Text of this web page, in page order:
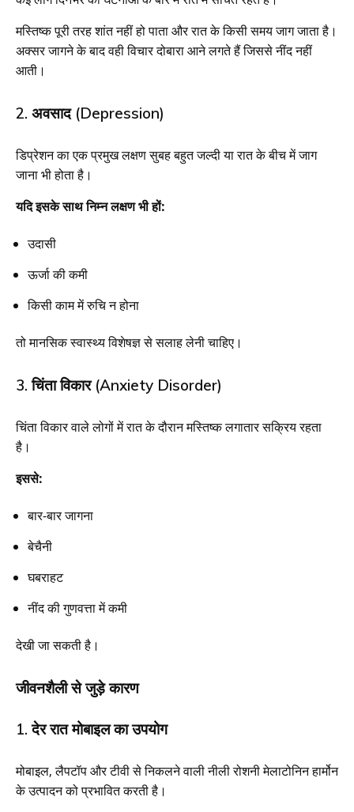
मस्तिष्क पूरी तरह शांत नहीं हो पाता और रात के किसी समय जाग जाता है।
अक्सर जागने के बाद वही विचार दोबारा आने लगते हैं जिससे नींद नहीं
आती।
2. अवसाद (Depression)
डिप्रेशन का एक प्रमुख लक्षण सुबह बहुत जल्दी या रात के बीच में जाग
जाना भी होता है।
यदि इसके साथ निम्न लक्षण भी हों:
उदासी
ऊर्जा की कमी
किसी काम में रुचि न होना
तो मानसिक स्वास्थ्य विशेषज्ञ से सलाह लेनी चाहिए।
3. चिंता विकार (Anxiety Disorder)
चिंता विकार वाले लोगों में रात के दौरान मस्तिष्क लगातार सक्रिय रहता
है।
इससे:
बार-बार जागना
बेचैनी
घबराहट
नींद की गुणवत्ता में कमी
देखी जा सकती है।
जीवनशैली से जुड़े कारण
1. देर रात मोबाइल का उपयोग
मोबाइल, लैपटॉप और टीवी से निकलने वाली नीली रोशनी मेलाटोनिन हार्मोन
के उत्पादन को प्रभावित करती है।